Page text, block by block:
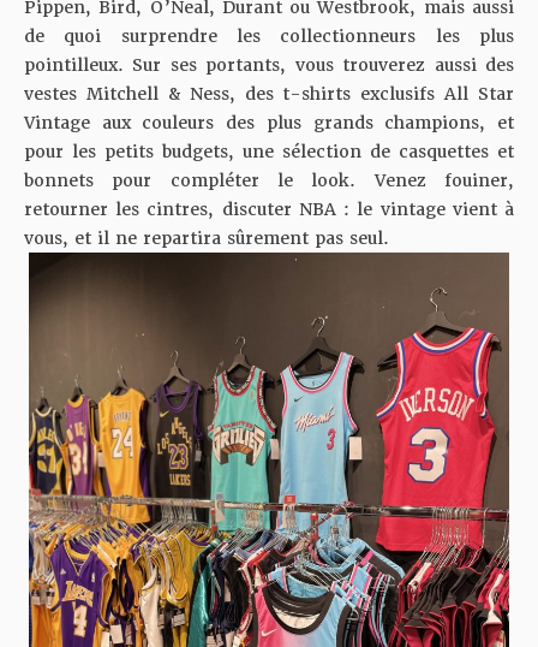
Pippen, Bird, O’Neal, Durant ou Westbrook, mais aussi
de quoi surprendre les collectionneurs les plus
pointilleux. Sur ses portants, vous trouverez aussi des
vestes Mitchell & Ness, des t-shirts exclusifs All Star
Vintage aux couleurs des plus grands champions, et
pour les petits budgets, une sélection de casquettes et
bonnets pour compléter le look. Venez fouiner,
retourner les cintres, discuter NBA : le vintage vient à
vous, et il ne repartira sûrement pas seul.